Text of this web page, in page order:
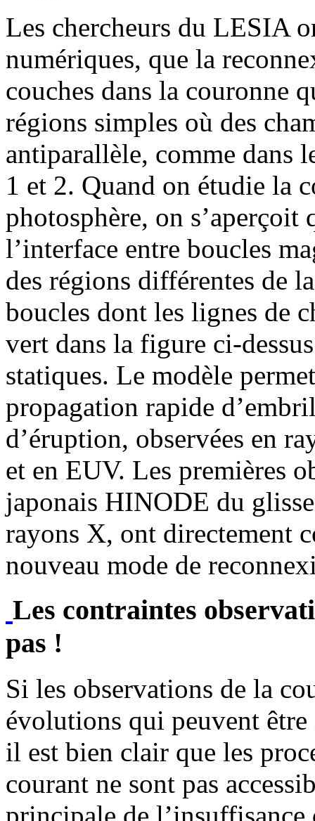
Les chercheurs du LESIA
numériques, que la
couches dans la couronne
régions simples où des
antiparallèle, comme dans
1 et 2. Quand on étudie la
photosphère, on s’aperçoit
l’interface entre boucles
des régions différentes de
boucles dont les lignes de
vert dans la figure ci-
statiques. Le modèle
propagation rapide
d’éruption, observées en
et en EUV. Les premières
japonais HINODE du
rayons X, ont directement
nouveau mode de
Les contraintes
pas !
Si les observations de la
évolutions qui peuvent
il est bien clair que les
courant ne sont pas